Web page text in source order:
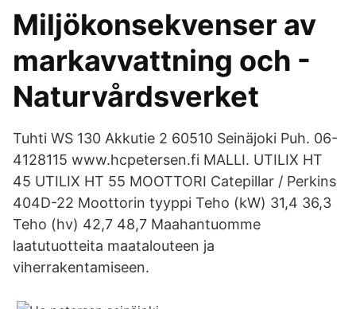
Miljökonsekvenser av
markavvattning och -
Naturvårdsverket
Tuhti WS 130 Akkutie 2 60510 Seinäjoki Puh. 06-
4128115 www.hcpetersen.fi MALLI. UTILIX HT
45 UTILIX HT 55 MOOTTORI Catepillar / Perkins
404D-22 Moottorin tyyppi Teho (kW) 31,4 36,3
Teho (hv) 42,7 48,7 Maahantuomme
laatutuotteita maatalouteen ja
viherrakentamiseen.